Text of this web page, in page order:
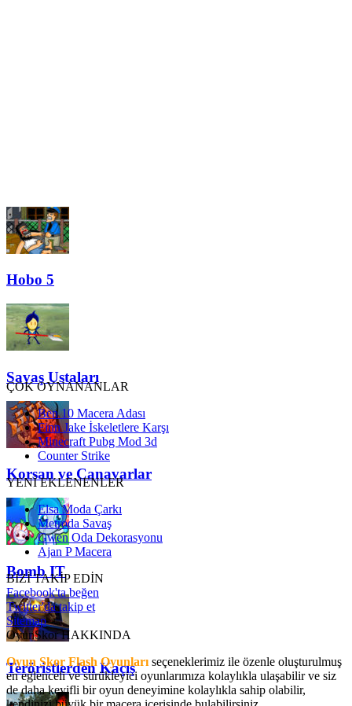
Hobo 5
Savaş Ustaları
Korsan ve Canavarlar
Bomb IT
Teröristlerden Kaçış
ÇOK OYNANANLAR
Ben 10 Macera Adası
Finn Jake İskeletlere Karşı
Minecraft Pubg Mod 3d
Counter Strike
YENİ EKLENENLER
Elsa Moda Çarkı
Metroda Savaş
Gwen Oda Dekorasyonu
Ajan P Macera
BİZİ TAKİP EDİN
Facebook'ta beğen
Twitter'da takip et
Sitemap
OyunSkor HAKKINDA
Oyun Skor Flash Oyunları seçeneklerimiz ile özenle oluşturulmuş
en eğlenceli ve sürükleyici oyunlarımıza kolaylıkla ulaşabilir ve siz
de daha keyifli bir oyun deneyimine kolaylıkla sahip olabilir,